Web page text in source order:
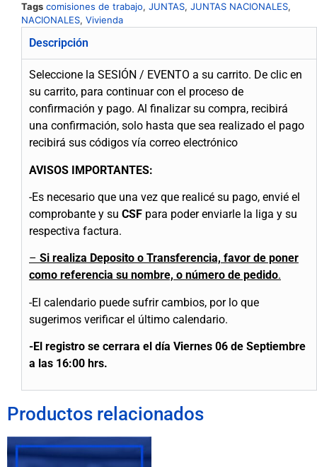
Tags comisiones de trabajo, JUNTAS, JUNTAS NACIONALES,
NACIONALES, Vivienda
Descripción
Seleccione la SESIÓN / EVENTO a su carrito. De clic en
su carrito, para continuar con el proceso de
confirmación y pago. Al finalizar su compra, recibirá
una confirmación, solo hasta que sea realizado el pago
recibirá sus códigos vía correo electrónico
AVISOS IMPORTANTES:
-Es necesario que una vez que realicé su pago, envié el
comprobante y su CSF para poder enviarle la liga y su
respectiva factura.
– Si realiza Deposito o Transferencia, favor de poner
como referencia su nombre, o número de pedido.
-El calendario puede sufrir cambios, por lo que
sugerimos verificar el último calendario.
-El registro se cerrara el día Viernes 06 de Septiembre
a las 16:00 hrs.
Productos relacionados